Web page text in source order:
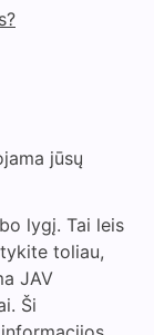
jūsų
lygį. Tai leis
toliau,
JAV
Ši